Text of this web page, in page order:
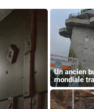
Un ancien
mondiale